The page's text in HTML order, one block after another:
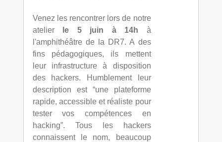
Venez les rencontrer lors de notre
atelier
le 5 juin à 14h à
l'amphithéâtre de la DR7. A des
fins pédagogiques, ils mettent
leur infrastructure à disposition
des hackers. Humblement leur
description est “une plateforme
rapide, accessible et réaliste pour
tester vos compétences en
hacking”. Tous les hackers
connaissent le nom, beaucoup